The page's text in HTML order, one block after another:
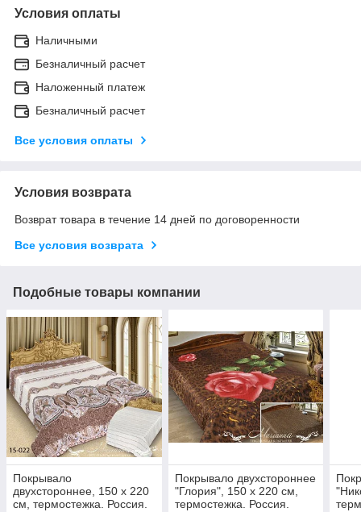
Условия оплаты
Наличными
Безналичный расчет
Наложенный платеж
Безналичный расчет
Все условия оплаты
Условия возврата
Возврат товара в течение 14 дней по договоренности
Все условия возврата
Подобные товары компании
Покрывало
двухстороннее, 150 х 220
см, термостежка. Россия.
Покрывало двухстороннее
"Глория", 150 х 220 см,
термостежка. Россия.